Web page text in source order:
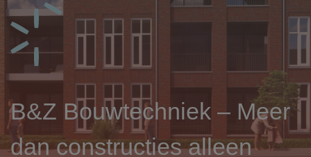
B&Z Bouwtechniek – Meer
dan constructies alleen